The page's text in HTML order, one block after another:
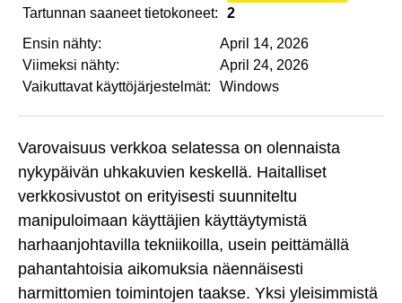
Tartunnan saaneet tietokoneet:
2
Ensin nähty:
April 14, 2026
Viimeksi nähty:
April 24, 2026
Vaikuttavat käyttöjärjestelmät:
Windows
Varovaisuus verkkoa selatessa on olennaista
nykypäivän uhkakuvien keskellä. Haitalliset
verkkosivustot on erityisesti suunniteltu
manipuloimaan käyttäjien käyttäytymistä
harhaanjohtavilla tekniikoilla, usein peittämällä
pahantahtoisia aikomuksia näennäisesti
harmittomien toimintojen taakse. Yksi yleisimmistä